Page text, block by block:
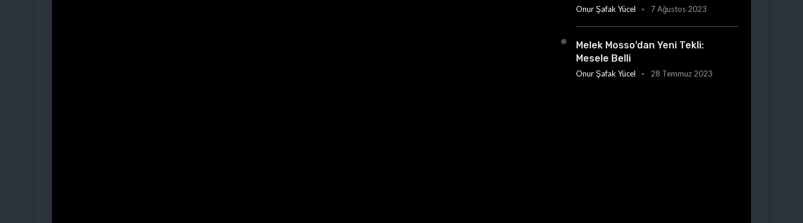
Onur Şafak Yücel 7 Ağustos 2023
Melek Mosso’dan Yeni Tekli:
Mesele Belli
Onur Şafak Yücel 28 Temmuz 2023